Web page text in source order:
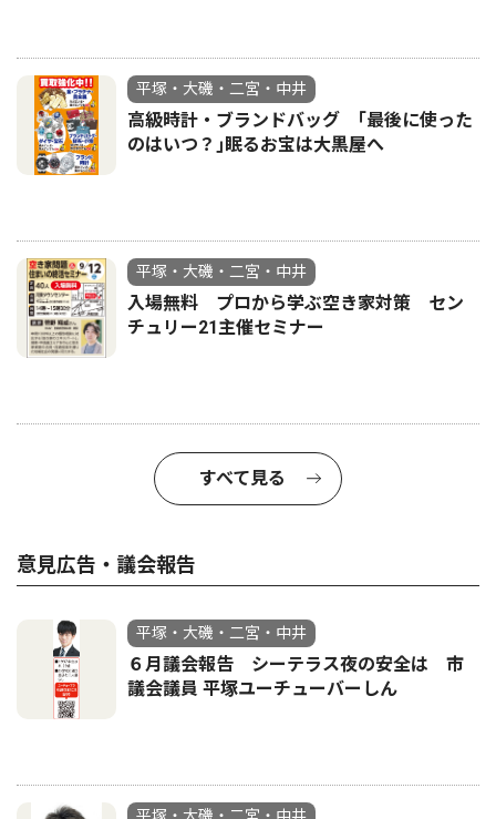
平塚・大磯・二宮・中井
高級時計・ブランドバッグ ｢最後に使った
のはいつ？｣眠るお宝は大黒屋へ
平塚・大磯・二宮・中井
入場無料 プロから学ぶ空き家対策 セン
チュリー21主催セミナー
すべて見る
意見広告・議会報告
平塚・大磯・二宮・中井
６月議会報告 シーテラス夜の安全は 市
議会議員 平塚ユーチューバーしん
平塚・大磯・二宮・中井